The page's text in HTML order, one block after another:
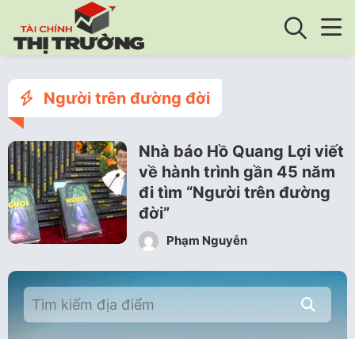
Người trên đường đời
Nhà báo Hồ Quang Lợi viết
về hành trình gần 45 năm
đi tìm “Người trên đường
đời”
Phạm Nguyễn